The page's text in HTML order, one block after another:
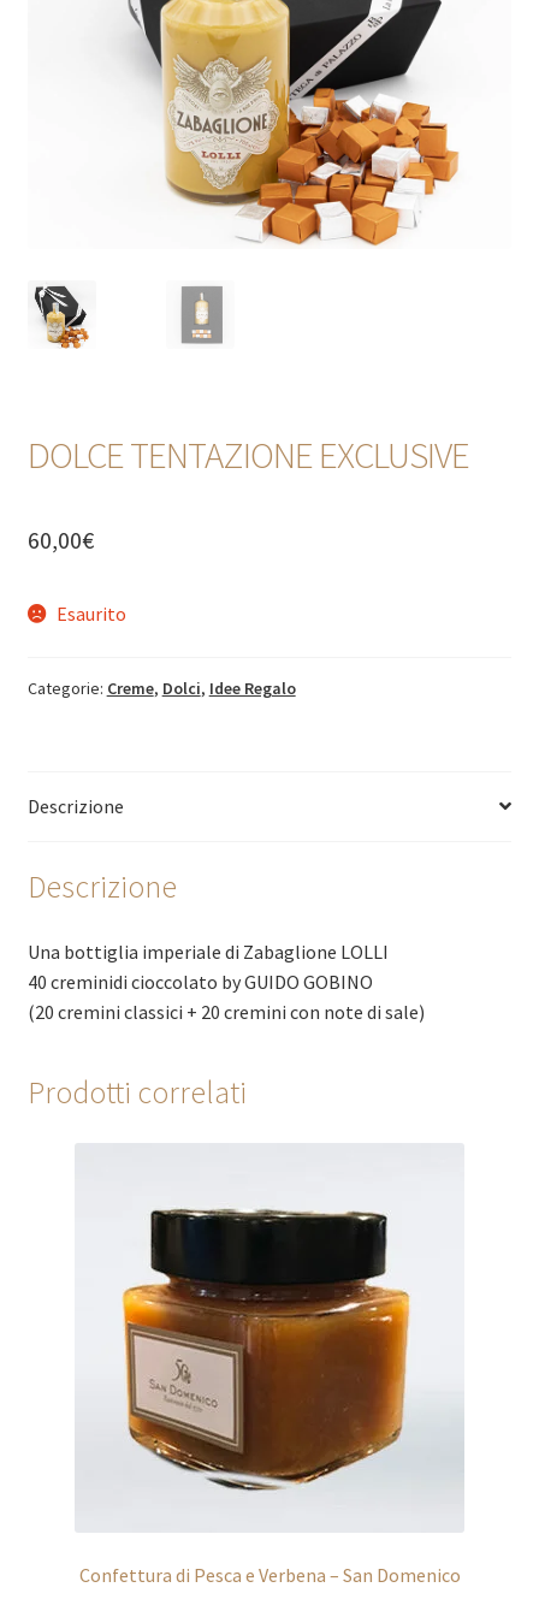
DOLCE TENTAZIONE EXCLUSIVE
60,00€
Esaurito
Categorie: Creme, Dolci, Idee Regalo
Descrizione
Descrizione
Una bottiglia imperiale di Zabaglione LOLLI
40 creminidi cioccolato by GUIDO GOBINO
(20 cremini classici + 20 cremini con note di sale)
Prodotti correlati
Confettura di Pesca e Verbena – San Domenico